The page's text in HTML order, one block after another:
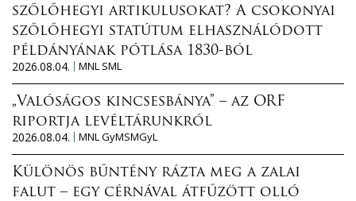
szőlőhegyi artikulusokat? A csokonyai
szőlőhegyi statútum elhasználódott
példányának pótlása 1830-ból
2026.08.04.
MNL SML
„Valóságos kincsesbánya” – az ORF
riportja levéltárunkról
2026.08.04.
MNL GyMSMGyL
Különös bűntény rázta meg a zalai
falut – egy cérnával átfűzött olló